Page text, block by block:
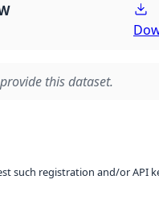
this dataset.
such registration and/or API